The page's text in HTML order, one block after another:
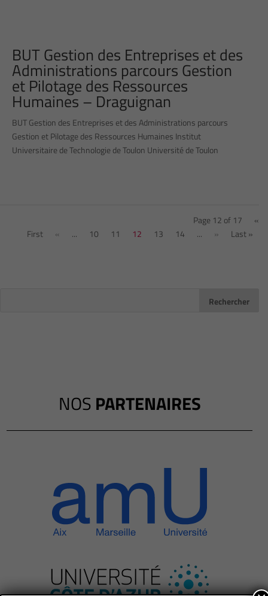
BUT Gestion des Entreprises et des
Administrations parcours Gestion
et Pilotage des Ressources
Humaines – Draguignan
BUT Gestion des Entreprises et des Administrations parcours
Gestion et Pilotage des Ressources Humaines Institut
Universitaire de Technologie de Toulon Université de Toulon
Page 12 of 17
«
First
« ... 10 11 12 13 14 ... » Last »
NOS PARTENAIRES